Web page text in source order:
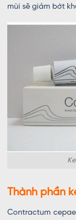
mùi sẽ giảm bớt
Thành phần
Contractum